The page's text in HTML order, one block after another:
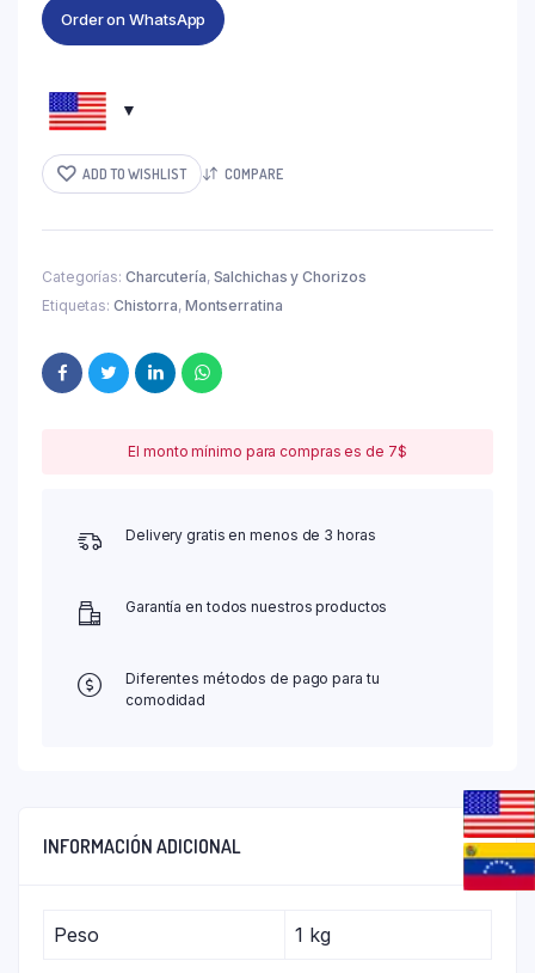
Order on WhatsApp
ADD TO WISHLIST COMPARE
Categorías: Charcutería, Salchichas y Chorizos
Etiquetas: Chistorra, Montserratina
El monto mínimo para compras es de 7$
Delivery gratis en menos de 3 horas
Garantía en todos nuestros productos
Diferentes métodos de pago para tu
comodidad
INFORMACIÓN ADICIONAL
Peso 1 kg